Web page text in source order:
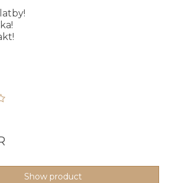
Show product